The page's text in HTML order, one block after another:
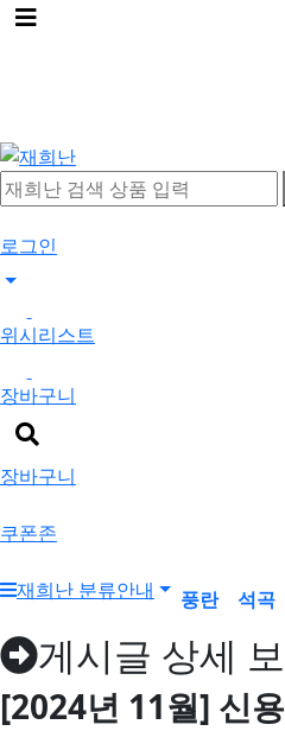
메
로그인
위시리스트
장바구니
검
색
버
장바구니
쿠폰존
재희난 분류안내
풍란 석곡
게시글 상세
[2024년 11월] 신